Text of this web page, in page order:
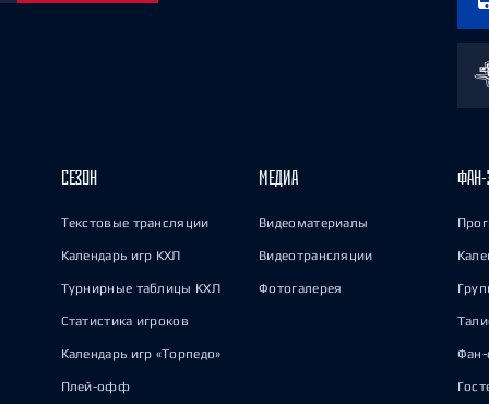
СЕЗОН
Текстовые трансляции
Календарь игр КХЛ
Турнирные таблицы КХЛ
Статистика игроков
Календарь игр «Торпедо»
Плей-офф
МЕДИА
Видеоматериалы
Видеотрансляции
Фотогалерея
ФАН-
Фан-